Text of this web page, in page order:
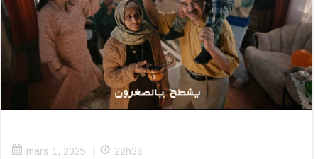
mars 1, 2025 22h36